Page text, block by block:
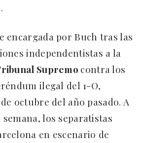
encargada por Buch tras las
independentistas a la
Supremo contra los
ilegal del 1-O,
octubre del año pasado. A
los separatistas
en escenario de